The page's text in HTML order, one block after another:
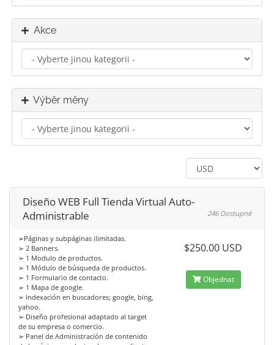
Akce
Výběr měny
Diseño WEB Full Tienda Virtual Auto-
Administrable
246 Dostupné
➢Páginas y subpáginas ilimitadas.
➢ 2 Banners.
➢ 1 Modulo de productos.
➢ 1 Módulo de búsqueda de productos.
➢ 1 Formulario de contacto.
➢ 1 Mapa de google.
➢ Indexación en buscadores; google, bing,
yahoo.
➢ Diseño profesional adaptado al target
de su empresa o comercio.
➢ Panel de Administración de contenido
$250.00 USD
Objednat